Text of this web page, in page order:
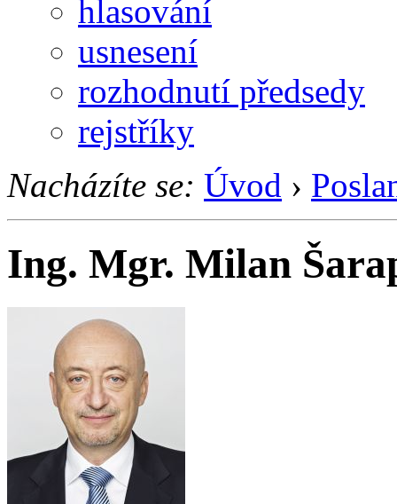
hlasování
usnesení
rozhodnutí předsedy
rejstříky
Nacházíte se: Úvod ›
Ing. Mgr. Milan